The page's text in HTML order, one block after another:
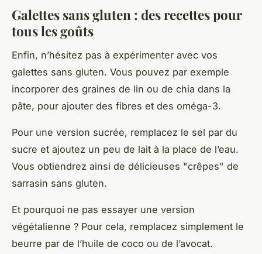
Galettes sans gluten : des recettes pour
tous les goûts
Enfin, n’hésitez pas à expérimenter avec vos
galettes sans gluten. Vous pouvez par exemple
incorporer des graines de lin ou de chia dans la
pâte, pour ajouter des fibres et des oméga-3.
Pour une version sucrée, remplacez le sel par du
sucre et ajoutez un peu de lait à la place de l’eau.
Vous obtiendrez ainsi de délicieuses "crêpes" de
sarrasin sans gluten.
Et pourquoi ne pas essayer une version
végétalienne ? Pour cela, remplacez simplement le
beurre par de l’huile de coco ou de l’avocat.